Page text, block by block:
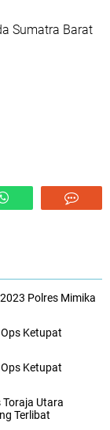
Sumatra Barat
Polres Mimika
Ketupat
Ketupat
Utara
Terlibat